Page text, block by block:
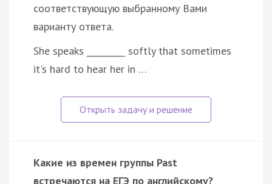
соответствующую выбранному Вами
варианту ответа.
She speaks _________ softly that sometimes
it's hard to hear her in …
Какие из времен группы Past
встречаются на ЕГЭ по английскому?